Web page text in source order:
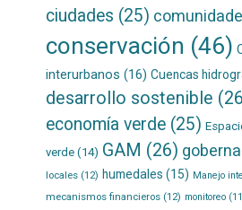
ciudades (25)
conservación (46)
interurbanos (16) Cuencas
desarrollo sostenible
economía verde(25)
verde(14) GAM (26)
locales(12) humedales (15) Manejo
mecanismos financieros(12) monitoreo